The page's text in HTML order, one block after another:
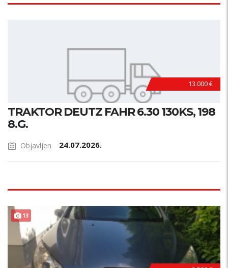
13.000 €
TRAKTOR DEUTZ FAHR 6.30 130KS, 198
8.G.
Objavljen 24.07.2026.
13